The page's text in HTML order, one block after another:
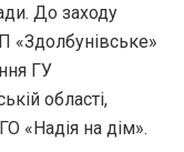
До заходу
«Здолбунівське»
ГУ
області,
«Надія на дім».